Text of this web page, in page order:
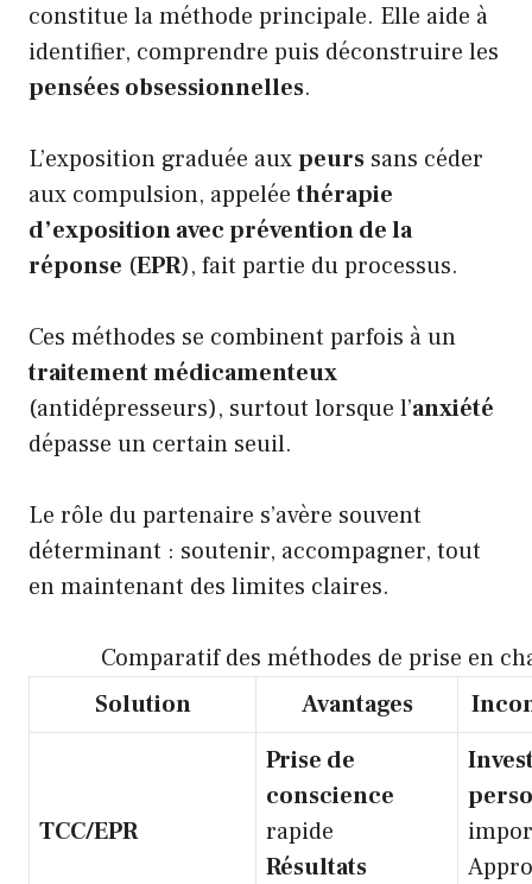
constitue la méthode principale. Elle aide à
identifier, comprendre puis déconstruire les
pensées obsessionnelles.
L’exposition graduée auxpeurs sans céder
aux compulsion, appeléethérapie
d’exposition avec prévention de la
réponse (EPR), fait partie du processus.
Ces méthodes se combinent parfois à un
traitement médicamenteux
(antidépresseurs), surtout lorsque l’anxiété
dépasse un certain seuil.
Le rôle du partenaire s’avère souvent
déterminant : soutenir, accompagner, tout
en maintenant des limites claires.
Comparatif des méthodes de prise en
Solution
Avantages
TCC/EPR
Prise de
conscience
rapide
Résultats